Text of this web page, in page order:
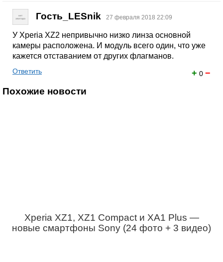
Гость_LESnik 27 февраля 2018 22:09
У Xperia XZ2 непривычно низко линза основной
камеры расположена. И модуль всего один, что уже
кажется отставанием от других флагманов.
+ 0 −
Ответить
Похожие новости
Xperia XZ1, XZ1 Compact и XA1 Plus —
новые смартфоны Sony (24 фото + 3 видео)